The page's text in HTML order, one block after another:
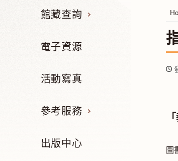
館藏查詢
電子資源
活動寫真
參考服務
出版中心
圖